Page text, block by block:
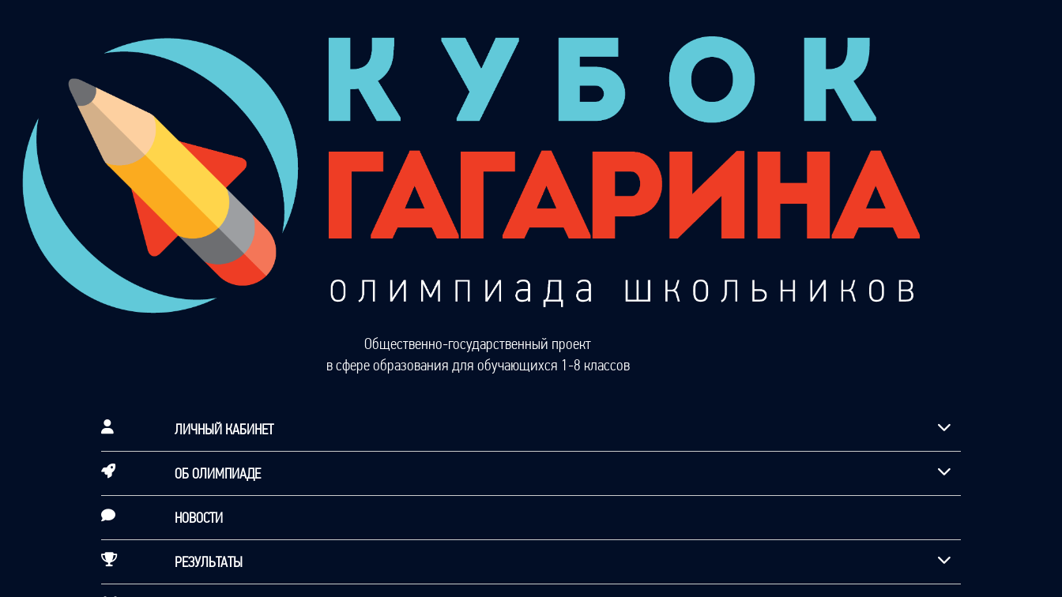
Общественно-государственный проект
в сфере образования для обучающихся 1-8 классов
ЛИЧНЫЙ КАБИНЕТ
ОБ ОЛИМПИАДЕ
НОВОСТИ
РЕЗУЛЬТАТЫ